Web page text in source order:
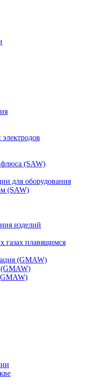
флюса (SAW)
для оборудования
(SAW)
изделий
газах плавящимся
(GMAW)
(GMAW)